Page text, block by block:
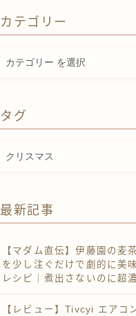
カテゴリー
ー
タグ
最新記事
【マダム直伝】伊藤園の麦
を少し注ぐだけで劇的に美
レシピ｜煮出さないのに超
【レビュー】Tivcyi エアコ